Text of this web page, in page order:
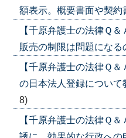
額表示。概要書面や契約
【千原弁護士の法律Ｑ
販売の制限は問題になる
【千原弁護士の法律Ｑ
の日本法人登録につい
8)
【千原弁護士の法律Ｑ